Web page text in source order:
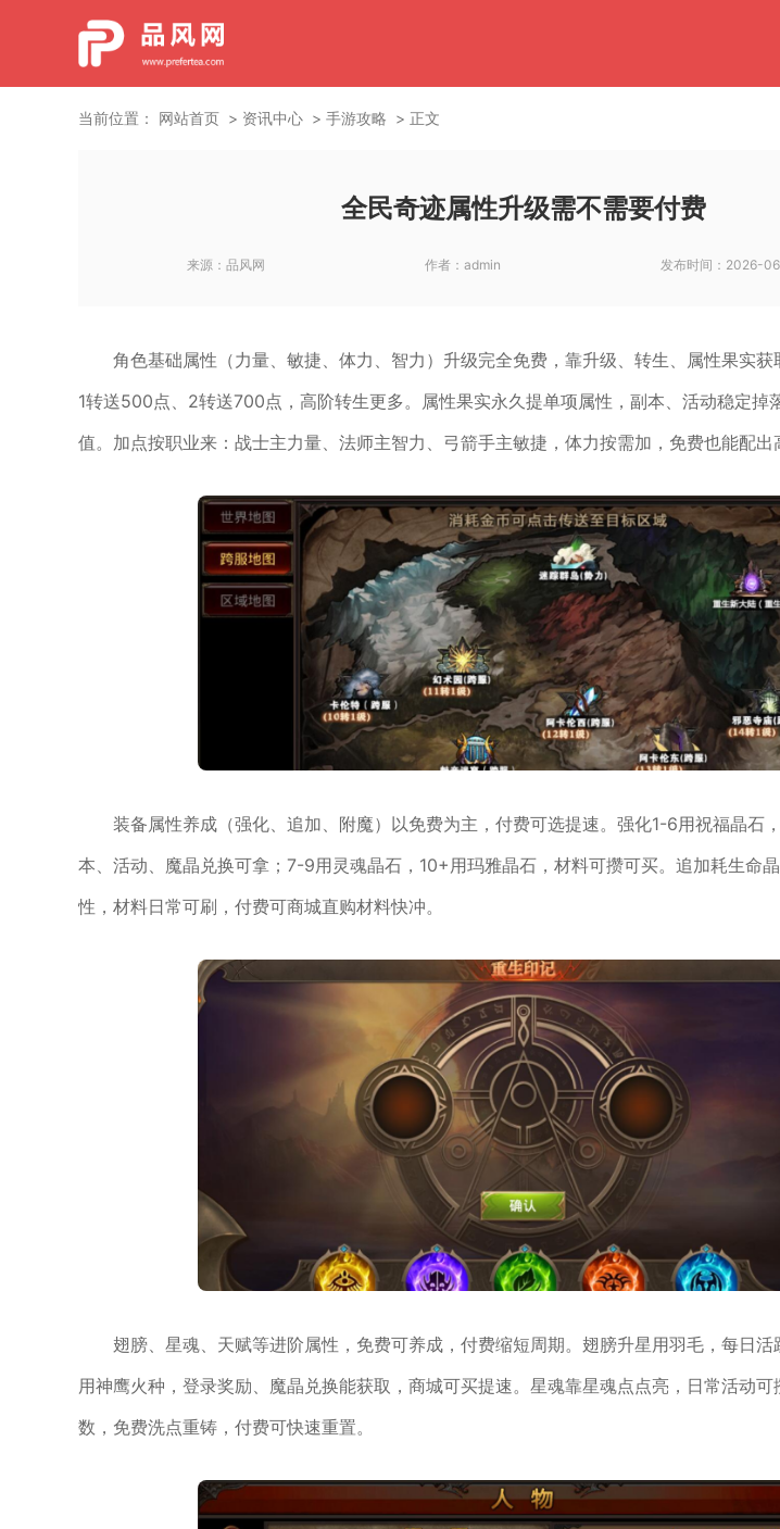
当前位置： 网站首页 资讯中心 手游攻略 正文
全民奇迹属性升级需不需要付费
来源： 品风网 作者： admin 发布时间： 2026-
角色基础属性（力量、敏捷、体力、智力）升级完全免费，靠升级、转生、属性果实获
1转送500点、2转送700点，高阶转生更多。属性果实永久提单项属性，副本、活动稳定掉
值。加点按职业来：战士主力量、法师主智力、弓箭手主敏捷，体力按需加，免费也能配出
装备属性养成（强化、追加、附魔）以免费为主，付费可选提速。强化1-6用祝福晶石
本、活动、魔晶兑换可拿；7-9用灵魂晶石，10+用玛雅晶石，材料可攒可买。追加耗生命
性，材料日常可刷，付费可商城直购材料快冲。
翅膀、星魂、天赋等进阶属性，免费可养成，付费缩短周期。翅膀升星用羽毛，每日
用神鹰火种，登录奖励、魔晶兑换能获取，商城可买提速。星魂靠星魂点点亮，日常活动
数，免费洗点重铸，付费可快速重置。